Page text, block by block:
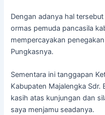
Dengan adanya hal
ormas pemuda pancasila
mempercayakan
Pungkasnya.
Sementara ini tanggapan
Kabupaten Majalengka Sdr.
kasih atas kunjungan dan
saya menjamu seadanya.